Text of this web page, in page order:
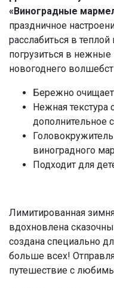
«Виноградные
праздничное
расслабиться в
погрузиться в
новогоднего
Бережно
Нежная текстура
дополнительное
виноградного
Подходит для
Лимитированная
вдохновлена
создана специально
больше всех!
путешествие с